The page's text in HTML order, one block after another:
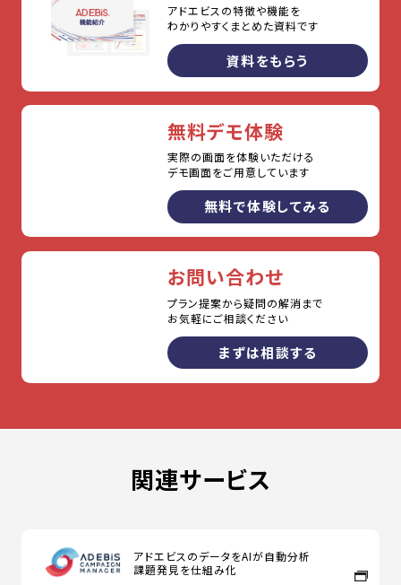
アドエビスの特徴や機能を
わかりやすくまとめた資料です
資料をもらう
無料デモ体験
実際の画面を体験いただける
デモ画面をご用意しています
無料で体験してみる
お問い合わせ
プラン提案から疑問の解消まで
お気軽にご相談ください
まずは相談する
関連サービス
アドエビスのデータをAIが自動分析
課題発見を仕組み化